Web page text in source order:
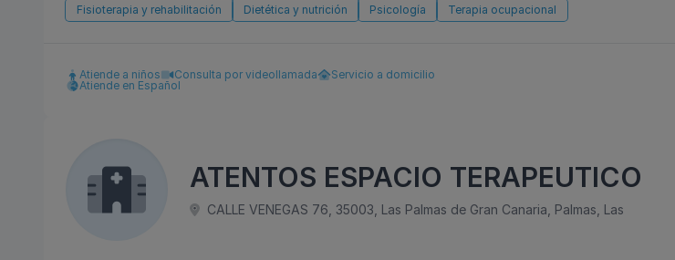
Fisioterapia y rehabilitación Dietética y nutrición Psicología Terapia ocupacional
Atiende a niños Consulta por videollamada
Servicio a domicilio
Atiende en Español
ATENTOS ESPACIO TERAPEUTICO
CALLE VENEGAS 76, 35003, Las Palmas de Gran Canaria, Palmas, Las